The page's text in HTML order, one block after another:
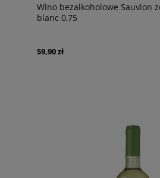
Wino bezalkoholowe Sauvion
blanc 0,75
59,90 zł